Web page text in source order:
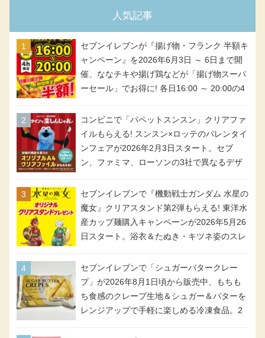
人気記事
セブンイレブンが『揚げ物・フランク 半額キ
ャンペーン』を2026年6月3日 ～ 6日まで開
催、ななチキや揚げ鶏などが「揚げ物スーパ
ーセール」でお得に! 各日16:00 ～ 20:00の4
アメリカンドッグが税抜き69円!
コンビニで「パペットスンスン」クリアファ
イルもらえる! スンスン×ロッテのバレンタイ
ンフェアが2026年2月3日スタート。セブ
ン、ファミマ、ローソンの3社で異なるデザ
セブンイレブンで『機動戦士ガンダム 水星の
魔女』クリアスタンド第2弾もらえる! 東洋水
産カップ麺購入キャンペーンが2026年5月26
日スタート。浴衣＆たぬき・キツネ姿のスレ
号・5号) / シャディクが全6種のクリアスタ
ンドになって登場!
セブンイレブンで「シュガーバタークレー
プ」が2026年8月1日頃から販売中、もちも
ち食感のクレープ生地＆シュガー＆バターを
レンジアップで手軽に楽しめる冷凍食品。2